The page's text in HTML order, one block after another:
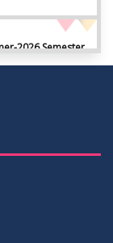
2026 Semester
Discipline